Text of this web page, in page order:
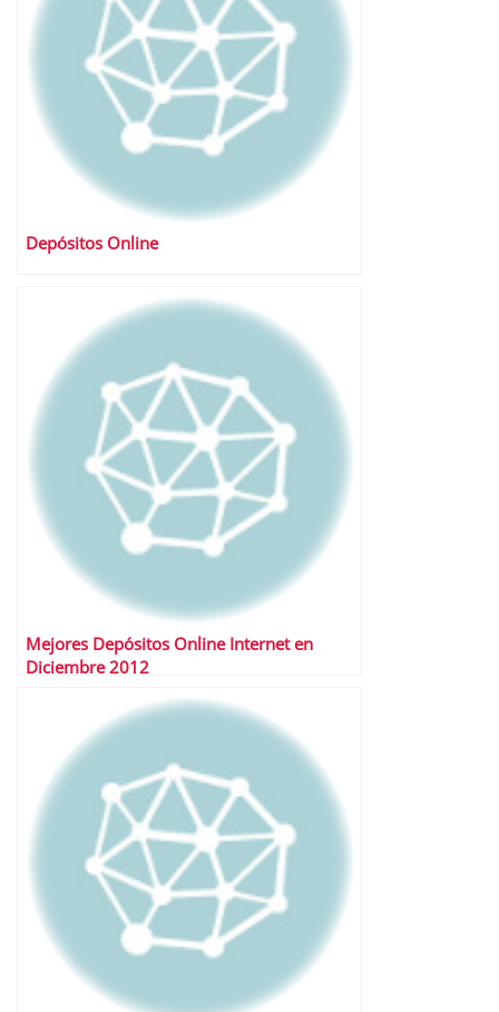
Depósitos Online
Mejores Depósitos Online Internet en
Diciembre 2012